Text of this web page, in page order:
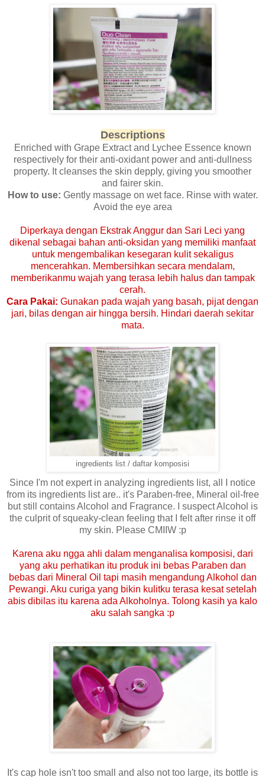
Descriptions
Enriched with Grape Extract and Lychee Essence known
respectively for their anti-oxidant power and anti-dullness
property. It cleanses the skin depply, giving you smoother
and fairer skin.
How to use: Gently massage on wet face. Rinse with water.
Avoid the eye area
Diperkaya dengan Ekstrak Anggur dan Sari Leci yang
dikenal sebagai bahan anti-oksidan yang memiliki manfaat
untuk mengembalikan kesegaran kulit sekaligus
mencerahkan. Membersihkan secara mendalam,
memberikanmu wajah yang terasa lebih halus dan tampak
cerah.
Cara Pakai: Gunakan pada wajah yang basah, pijat dengan
jari, bilas dengan air hingga bersih. Hindari daerah sekitar
mata.
ingredients list / daftar komposisi
Since I'm not expert in analyzing ingredients list, all I notice
from its ingredients list are.. it's Paraben-free, Mineral oil-free
but still contains Alcohol and Fragrance. I suspect Alcohol is
the culprit of squeaky-clean feeling that I felt after rinse it off
my skin. Please CMIIW :p
Karena aku ngga ahli dalam menganalisa komposisi, dari
yang aku perhatikan itu produk ini bebas Paraben dan
bebas dari Mineral Oil tapi masih mengandung Alkohol dan
Pewangi. Aku curiga yang bikin kulitku terasa kesat setelah
abis dibilas itu karena ada Alkoholnya. Tolong kasih ya kalo
aku salah sangka :p
It's cap hole isn't too small and also not too large, its bottle is